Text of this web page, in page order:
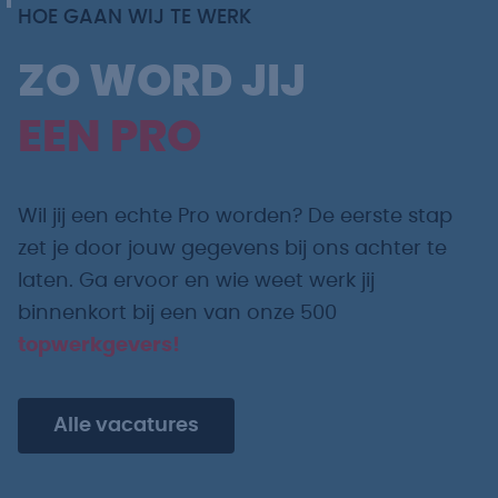
HOE GAAN WIJ TE WERK
ZO WORD JIJ
EEN PRO
Wil jij een echte Pro worden? De eerste stap
zet je door jouw gegevens bij ons achter te
laten. Ga ervoor en wie weet werk jij
binnenkort bij een van onze 500
topwerkgevers!
Alle vacatures